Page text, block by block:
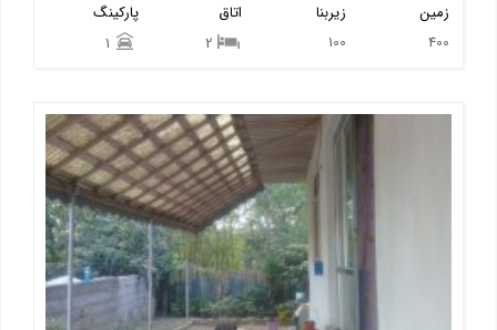
پارکینگ
اتاق
2
زیربنا
100
زمین
400